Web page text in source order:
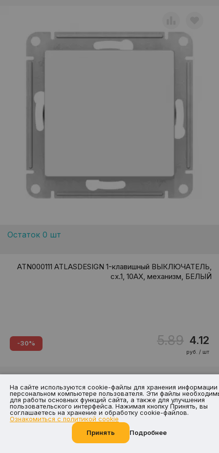
Остаток 0 шт
ATN000111 ATLASDESIGN 1-клавишный ВЫКЛЮЧАТЕЛЬ,
сх.1, 10АХ, механизм, БЕЛЫЙ
-30% 5.89 4.12
руб. / шт
Позвоните нам
На сайте используются cookie-файлы для хранения информации
персональном компьютере пользователя. Эти файлы
для работы основных функций сайта, а также для улучшения
пользовательского интерфейса. Нажимая кнопку Принять, вы
соглашаетесь на хранение и обработку cookie-файлов.
Ознакомиться с политикой cookie
Принять
Подробнее